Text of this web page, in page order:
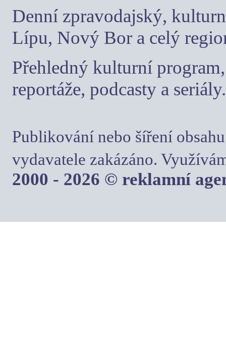
Denní zpravodajský,
Lípu, Nový Bor a celý
Přehledný kulturní
reportáže, podcasty a seriály.
Publikování nebo šíření
vydavatele zakázáno.
2000 - 2026 © reklamní